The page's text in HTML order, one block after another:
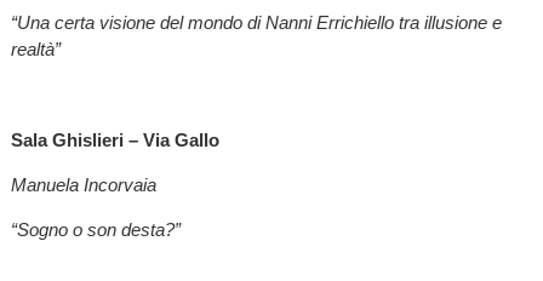
“Una certa visione del mondo di Nanni Errichiello tra illusione e
realtà”
Sala Ghislieri – Via Gallo
Manuela Incorvaia
“Sogno o son desta?”